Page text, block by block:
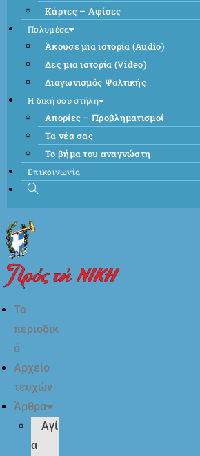
Κάρτες – Αφίσες
Πολυμέσα
Άκουσε μια ιστορία (Audio)
Δες μια ιστορία (Video)
Διαγωνισμός Ψαλτικής
Η δική σου στήλη
Απορίες – Προβληματισμοί
Τα νέα σας
Το βήμα του αναγνώστη
Επικοινωνία
Το
περιοδικ
ό
Αρχείο
τευχών
Άρθρα
Αγί
α